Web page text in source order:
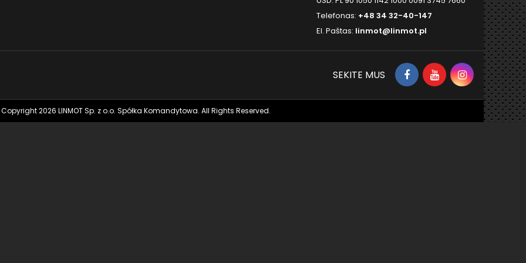
Telefonas: +48 34 32-40-147
El. Paštas: linmot@linmot.pl
SEKITE MUS
2026 LINMOT Sp. z o.o. Spółka Komandytowa. All Rights Reserved.